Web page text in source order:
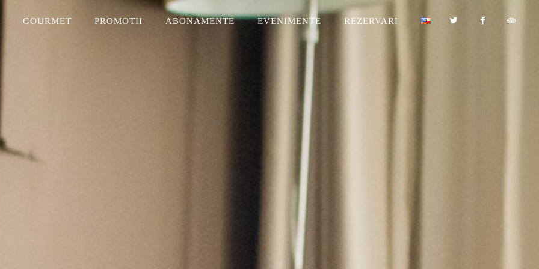
GOURMET PROMOTII ABONAMENTE EVENIMENTE REZERVARI